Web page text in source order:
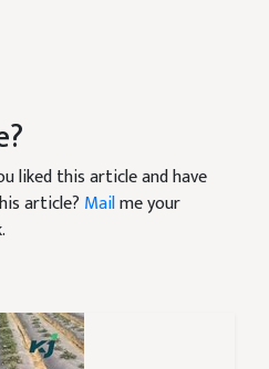
liked this article and have
article? Mailme your